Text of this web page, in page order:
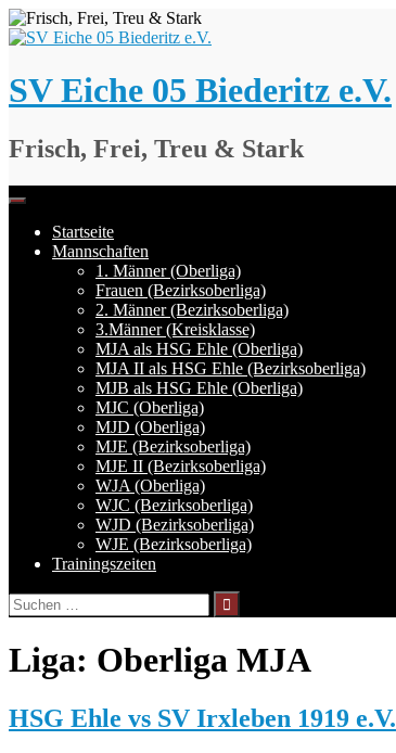
Springe
zum
SV Eiche 05 Biederitz e.V.
Frisch, Frei, Treu & Stark
Startseite
Mannschaften
1. Männer (Oberliga)
Frauen (Bezirksoberliga)
2. Männer (Bezirksoberliga)
3.Männer (Kreisklasse)
MJA als HSG Ehle (Oberliga)
MJA II als HSG Ehle (Bezirksoberliga)
MJB als HSG Ehle (Oberliga)
MJC (Oberliga)
MJD (Oberliga)
MJE (Bezirksoberliga)
MJE II (Bezirksoberliga)
WJA (Oberliga)
WJC (Bezirksoberliga)
WJD (Bezirksoberliga)
WJE (Bezirksoberliga)
Trainingszeiten
Suchen
nach:
Liga: Oberliga MJA
HSG Ehle vs SV Irxleben 1919 e.V.